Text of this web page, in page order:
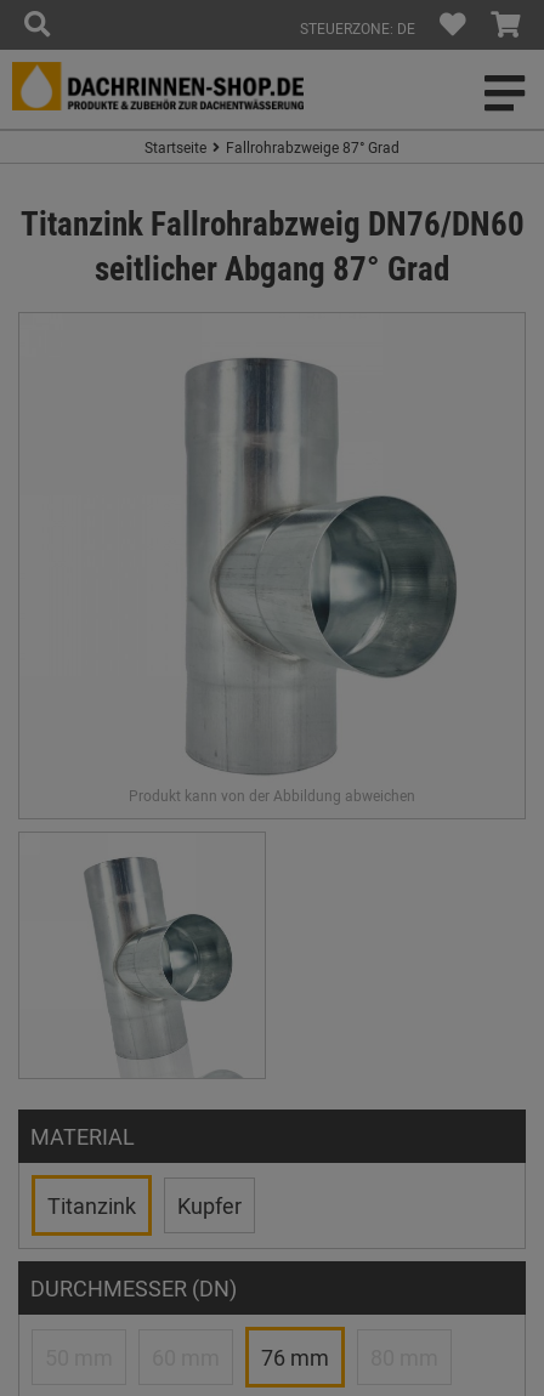
STEUERZONE: DE
Startseite Fallrohrabzweige 87° Grad
Titanzink Fallrohrabzweig DN76/DN60
seitlicher Abgang 87° Grad
MATERIAL
Titanzink Kupfer
DURCHMESSER (DN)
76 mm